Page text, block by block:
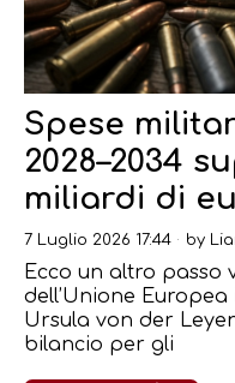
Spese
2028–2034
miliardi di
7 Luglio 2026 17:44 by
Ecco un altro passo
dell’Unione
Ursula von der
bilancio per gli